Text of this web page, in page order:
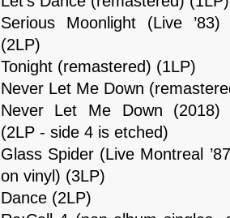
Serious Moonlight (Live ’83)
(2LP)
Tonight (remastered) (1LP)
Never Let Me Down
Never Let Me Down (2018)
(2LP - side 4 is etched)
Glass Spider (Live Montreal
on vinyl) (3LP)
Dance (2LP)